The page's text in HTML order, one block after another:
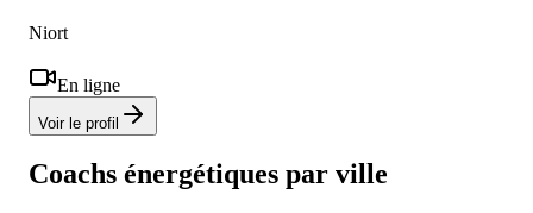
Niort
En ligne
Voir le profil
Coachs énergétiques par ville